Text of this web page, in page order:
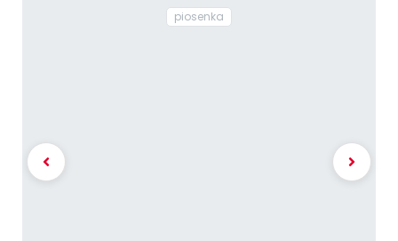
piosenka